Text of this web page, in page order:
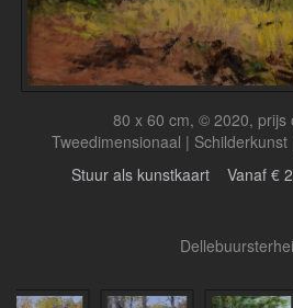
80 x 60 cm, © 2020, prijs
Tweedimensionaal |
Stuur als kunstkaart Vanaf €